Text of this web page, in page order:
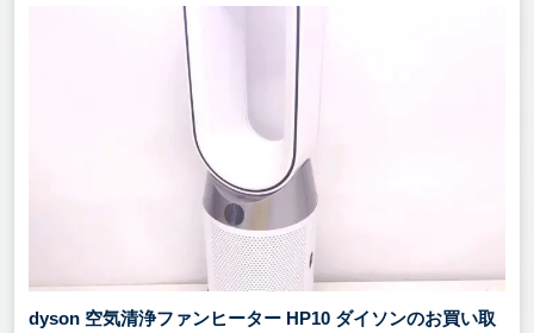
dyson 空気清浄ファンヒーター HP10 ダイソンのお買い取